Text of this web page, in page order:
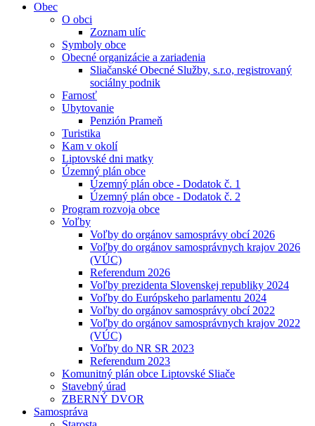
Obec
O obci
Zoznam ulíc
Symboly obce
Obecné organizácie a zariadenia
Sliačanské Obecné Služby, s.r.o, registrovaný
sociálny podnik
Farnosť
Ubytovanie
Penzión Prameň
Turistika
Kam v okolí
Liptovské dni matky
Územný plán obce
Územný plán obce - Dodatok č. 1
Územný plán obce - Dodatok č. 2
Program rozvoja obce
Voľby
Voľby do orgánov samosprávy obcí 2026
Voľby do orgánov samosprávnych krajov 2026
(VÚC)
Referendum 2026
Voľby prezidenta Slovenskej republiky 2024
Voľby do Európskeho parlamentu 2024
Voľby do orgánov samosprávy obcí 2022
Voľby do orgánov samosprávnych krajov 2022
(VÚC)
Voľby do NR SR 2023
Referendum 2023
Komunitný plán obce Liptovské Sliače
Stavebný úrad
ZBERNÝ DVOR
Samospráva